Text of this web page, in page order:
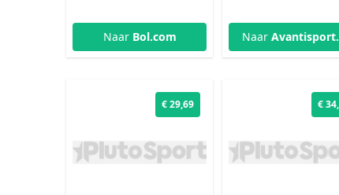
Naar Bol.com Naar
€ 29,69 €